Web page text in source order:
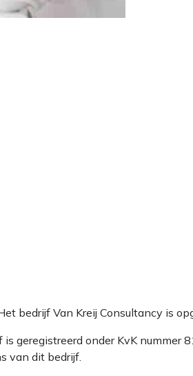
Het bedrijf Van Kreij Consultancy is
geregistreerd onder KvK
van dit bedrijf.